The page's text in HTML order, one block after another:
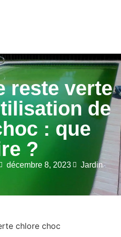
reste verte
de
: que
?
décembre 8, 2023 Jardin